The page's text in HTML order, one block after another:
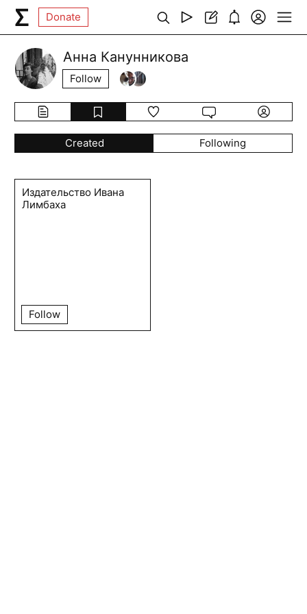
Donate
Анна Канунникова
Follow
Created Following
Издательство Ивана
Лимбаха
Follow